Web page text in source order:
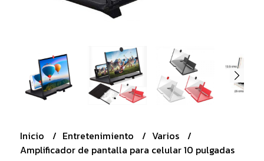
Inicio Entretenimiento
Varios
Amplificador de pantalla para celular 10 pulgadas